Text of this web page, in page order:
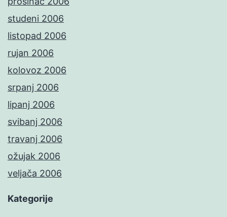
studeni 2006
listopad 2006
rujan 2006
kolovoz 2006
srpanj 2006
lipanj 2006
svibanj 2006
travanj 2006
ožujak 2006
veljača 2006
Kategorije